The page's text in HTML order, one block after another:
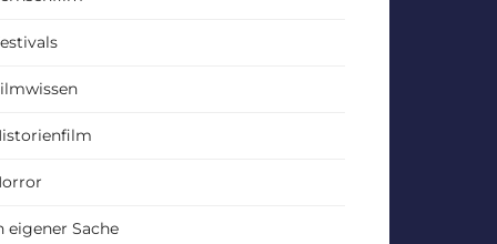
eigener Sache